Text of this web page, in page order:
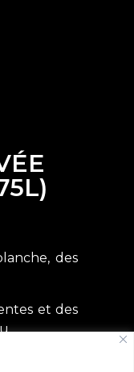
des
et des